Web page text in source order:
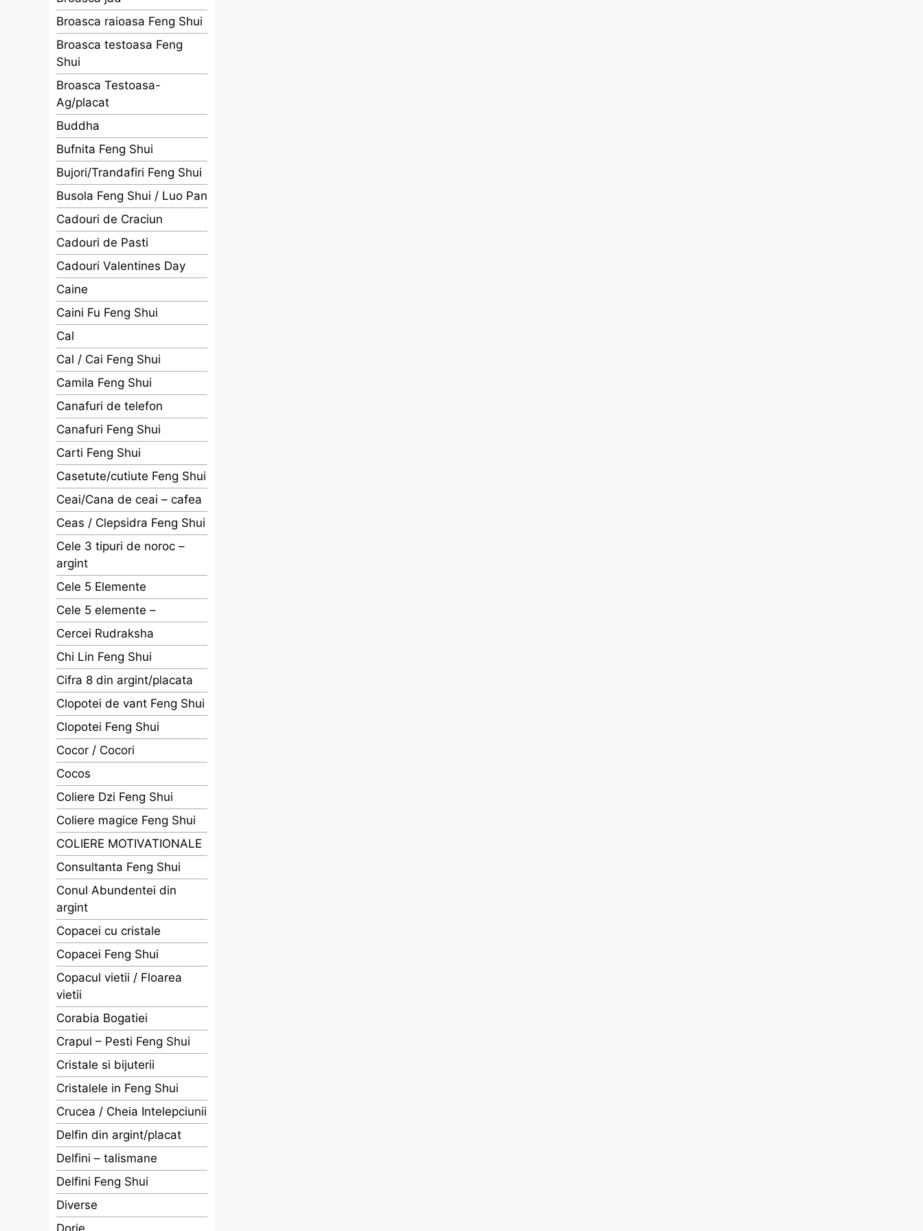
Broasca raioasa Feng Shui
Broasca testoasa Feng
Shui
Broasca Testoasa-
Ag/placat
Buddha
Bufnita Feng Shui
Bujori/Trandafiri Feng Shui
Busola Feng Shui / Luo Pan
Cadouri de Craciun
Cadouri de Pasti
Cadouri Valentines Day
Caine
Caini Fu Feng Shui
Cal
Cal / Cai Feng Shui
Camila Feng Shui
Canafuri de telefon
Canafuri Feng Shui
Carti Feng Shui
Casetute/cutiute Feng Shui
Ceai/Cana de ceai – cafea
Ceas / Clepsidra Feng Shui
Cele 3 tipuri de noroc –
argint
Cele 5 Elemente
Cele 5 elemente –
Cercei Rudraksha
Chi Lin Feng Shui
Cifra 8 din argint/placata
Clopotei de vant Feng Shui
Clopotei Feng Shui
Cocor / Cocori
Cocos
Coliere Dzi Feng Shui
Coliere magice Feng Shui
COLIERE MOTIVATIONALE
Consultanta Feng Shui
Conul Abundentei din
argint
Copacei cu cristale
Copacei Feng Shui
Copacul vietii / Floarea
vietii
Corabia Bogatiei
Crapul – Pesti Feng Shui
Cristale si bijuterii
Cristalele in Feng Shui
Crucea / Cheia Intelepciunii
Delfin din argint/placat
Delfini – talismane
Delfini Feng Shui
Diverse
Dorje